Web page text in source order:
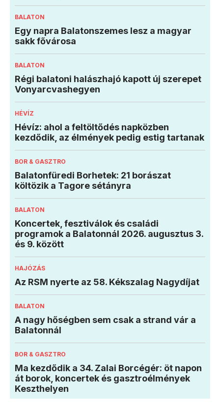
BALATON
Egy napra Balatonszemes lesz a magyar
sakk fővárosa
BALATON
Régi balatoni halászhajó kapott új szerepet
Vonyarcvashegyen
HÉVÍZ
Hévíz: ahol a feltöltődés napközben
kezdődik, az élmények pedig estig tartanak
BOR & GASZTRO
Balatonfüredi Borhetek: 21 borászat
költözik a Tagore sétányra
BALATON
Koncertek, fesztiválok és családi
programok a Balatonnál 2026. augusztus 3.
és 9. között
HAJÓZÁS
Az RSM nyerte az 58. Kékszalag Nagydíjat
BALATON
A nagy hőségben sem csak a strand vár a
Balatonnál
BOR & GASZTRO
Ma kezdődik a 34. Zalai Borcégér: öt napon
át borok, koncertek és gasztroélmények
Keszthelyen